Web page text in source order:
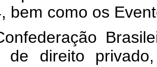
bem como os
de direito